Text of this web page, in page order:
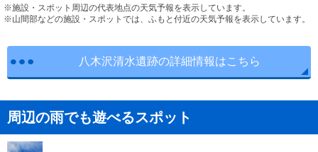
※施設・スポット周辺の代表地点の天気予報を表示しています。
※山間部などの施設・スポットでは、ふもと付近の天気予報を表示しています。
八木沢清水遺跡の詳細情報はこちら
周辺の雨でも遊べるスポット